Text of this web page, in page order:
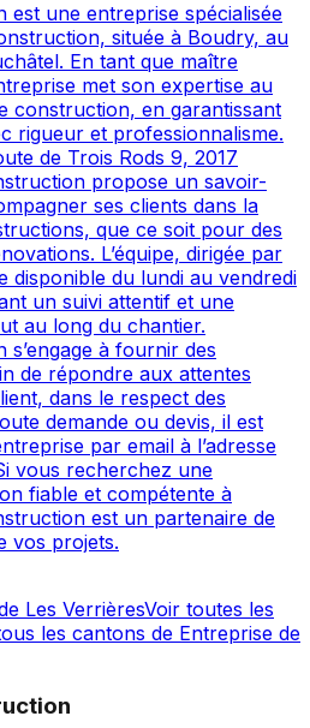
est une entreprise spécialisée
située à Boudry, au
En tant que maître
met son expertise au
construction, en garantissant
rigueur et professionnalisme.
de Trois Rods 9, 2017
propose un savoir-
ses clients dans la
que ce soit pour des
L’équipe, dirigée par
disponible du lundi au vendredi
un suivi attentif et une
au long du chantier.
à fournir des
de répondre aux attentes
dans le respect des
demande ou devis, il est
par email à l’adresse
vous recherchez une
fiable et compétente à
est un partenaire de
vos projets.
Les VerrièresVoir toutes les
les cantons de Entreprise de